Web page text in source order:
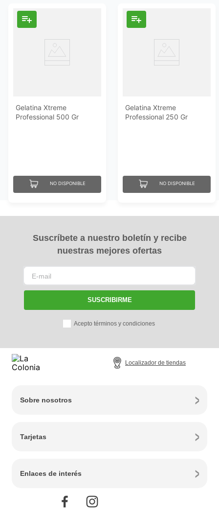
Gelatina Xtreme
Professional 500 Gr
NO DISPONIBLE
Gelatina Xtreme
Professional 250 Gr
NO DISPONIBLE
Suscríbete a nuestro boletín y recibe
nuestras mejores ofertas
SUSCRIBIRME
Acepto términos y condiciones
Localizador de tiendas
Sobre nosotros
Tarjetas
Enlaces de interés